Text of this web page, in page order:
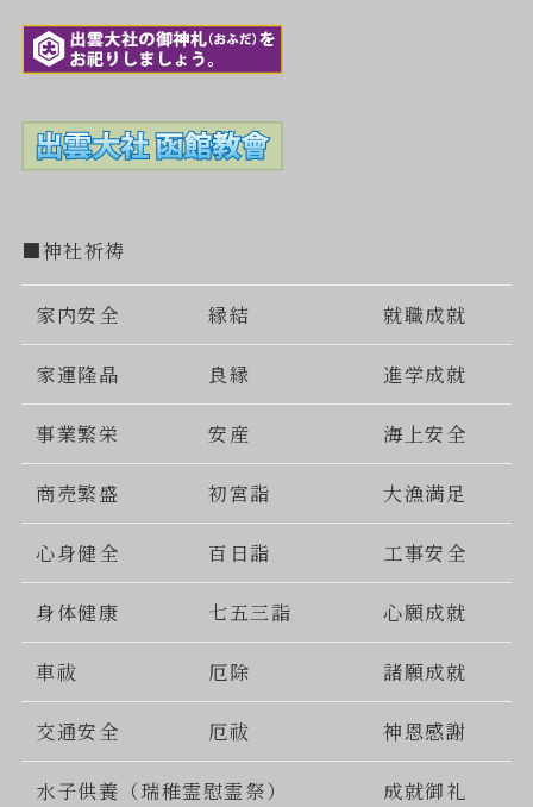
■神社祈祷
家内安全 縁結 就職成就
家運隆晶 良縁 進学成就
事業繁栄 安産 海上安全
商売繁盛 初宮詣 大漁満足
心身健全 百日詣 工事安全
身体健康 七五三詣 心願成就
車祓 厄除 諸願成就
交通安全 厄祓 神恩感謝
水子供養（瑞稚霊慰霊祭） 成就御礼